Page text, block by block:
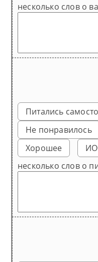
несколько слов о
Питались
Не понравилось
Хорошее
несколько слов о